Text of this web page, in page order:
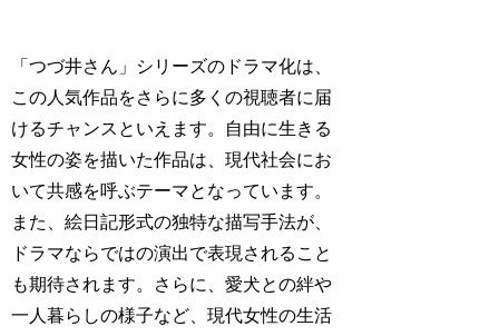
「つづ井さん」シリーズのドラマ化は、
この人気作品をさらに多くの視聴者に届
けるチャンスといえます。自由に生きる
女性の姿を描いた作品は、現代社会にお
いて共感を呼ぶテーマとなっています。
また、絵日記形式の独特な描写手法が、
ドラマならではの演出で表現されること
も期待されます。さらに、愛犬との絆や
一人暮らしの様子など、現代女性の生活